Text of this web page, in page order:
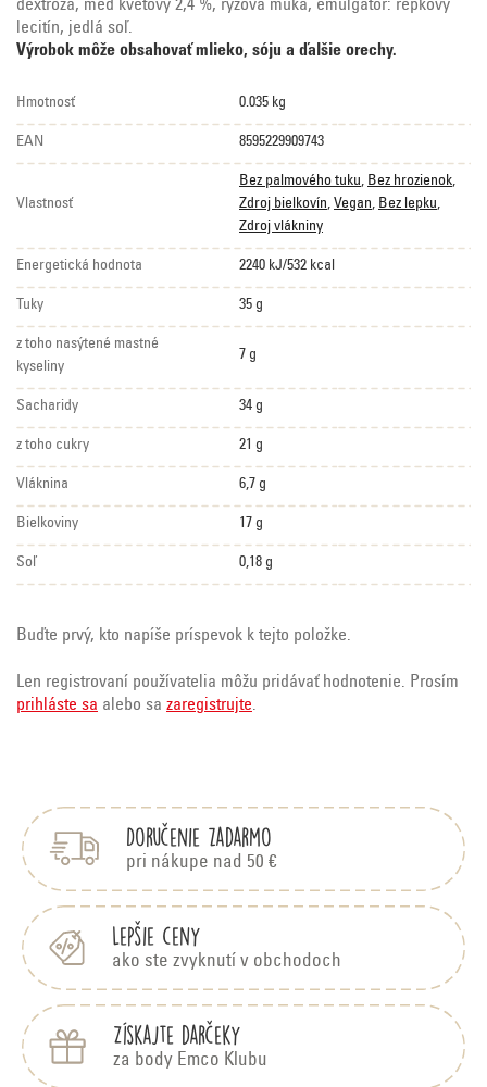
dextróza, med kvetový 2,4 %, rýžová múka, emulgátor: repkový
lecitín, jedlá soľ.
Výrobok môže obsahovať mlieko, sóju a ďalšie orechy.
Hmotnosť 0.035 kg
EAN 8595229909743
Vlastnosť
Bez palmového tuku, Bez hrozienok,
Zdroj bielkovín, Vegan, Bez lepku,
Zdroj vlákniny
Energetická hodnota 2240 kJ/532 kcal
Tuky 35 g
z toho nasýtené mastné
kyseliny
7 g
Sacharidy 34 g
z toho cukry 21 g
Vláknina 6,7 g
Bielkoviny 17 g
Soľ 0,18 g
Buďte prvý, kto napíše príspevok k tejto položke.
Len registrovaní používatelia môžu pridávať hodnotenie. Prosím
prihláste sa alebo sa zaregistrujte.
Doručenie zadarmo
pri nákupe nad 50 €
Lepšie ceny
ako ste zvyknutí v obchodoch
Získajte darčeky
za body Emco Klubu